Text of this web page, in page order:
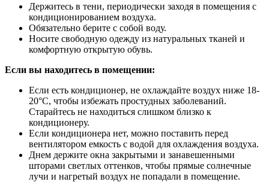
Держитесь в тени, периодически заходя в помещения с
кондиционированием воздуха.
Обязательно берите с собой воду.
Носите свободную одежду из натуральных тканей и
комфортную открытую обувь.
Если вы находитесь в помещении:
Если есть кондиционер, не охлаждайте воздух ниже 18-
20°С, чтобы избежать простудных заболеваний.
Старайтесь не находиться слишком близко к
кондиционеру.
Если кондиционера нет, можно поставить перед
вентилятором емкость с водой для охлаждения воздуха.
Днем держите окна закрытыми и занавешенными
шторами светлых оттенков, чтобы прямые солнечные
лучи и нагретый воздух не попадали в помещение.